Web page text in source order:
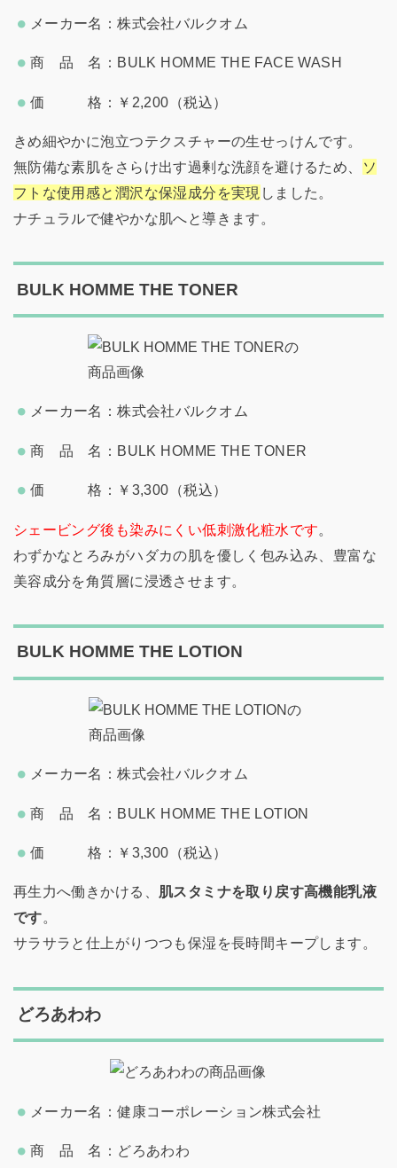
メーカー名：株式会社バルクオム
商 品 名：BULK HOMME THE FACE WASH
価 格：￥2,200（税込）
きめ細やかに泡立つテクスチャーの生せっけんです。
無防備な素肌をさらけ出す過剰な洗顔を避けるため、
ソ
フトな使用感と潤沢な保湿成分を実現 しました。
ナチュラルで健やかな肌へと導きます。
BULK HOMME THE TONER
メーカー名：株式会社バルクオム
商 品 名：BULK HOMME THE TONER
価 格：￥3,300（税込）
シェービング後も染みにくい低刺激化粧水です。
わずかなとろみがハダカの肌を優しく包み込み、豊富な
美容成分を角質層に浸透させます。
BULK HOMME THE LOTION
メーカー名：株式会社バルクオム
商 品 名：BULK HOMME THE LOTION
価 格：￥3,300（税込）
再生力へ働きかける、 肌スタミナを取り戻す高機能乳液
です。
サラサラと仕上がりつつも保湿を長時間キープします。
どろあわわ
メーカー名：健康コーポレーション株式会社
商 品 名：どろあわわ